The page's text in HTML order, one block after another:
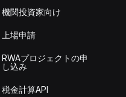
機関投資家向け
上場申請
RWAプロジェクトの申
し込み
税金計算API